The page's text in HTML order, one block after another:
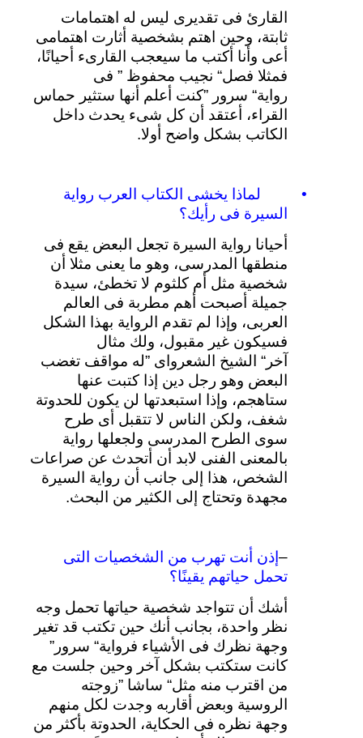
القارئ فى تقديرى ليس له اهتمامات
ثابتة، وحين اهتم بشخصية أثارت اهتمامى
أعى وأنا أكتب ما سيعجب القارىء أحيانًا،
فمثلا فصل“ نجيب محفوظ ” فى
رواية“ سرور ”كنت أعلم أنها ستثير حماس
القراء، أعتقد أن كل شىء يحدث داخل
الكاتب بشكل واضح أولا.
• لماذا يخشى الكتاب العرب رواية
السيرة فى رأيك؟
أحيانا رواية السيرة تجعل البعض يقع فى
منطقها المدرسى، وهو ما يعنى مثلا أن
شخصية مثل أم كلثوم لا تخطئ، سيدة
جميلة أصبحت أهم مطربة فى العالم
العربى، وإذا لم تقدم الرواية بهذا الشكل
فسيكون غير مقبول، ولك مثال
آخر “ الشيخ الشعرواى ”له مواقف تغضب
البعض وهو رجل دين إذا كتبت عنها
ستاهجم، وإذا استبعدتها لن يكون للحدوتة
شغف، ولكن الناس لا تتقبل أى طرح
سوى الطرح المدرسى ولجعلها رواية
بالمعنى الفنى لابد أن أتحدث عن صراعات
الشخص، هذا إلى جانب أن رواية السيرة
مجهدة وتحتاج إلى الكثير من البحث.
– إذن أنت تهرب من الشخصيات
التى
تحمل حياتهم يقينًا؟
أشك أن تتواجد شخصية حياتها تحمل وجه
نظر واحدة، بجانب أنك حين تكتب قد تغير
وجهة نظرك فى الأشياء فرواية“ سرور ”
كانت ستكتب بشكل آخر وحين جلست مع
من اقترب منه مثل“ ساشا ”زوجته
الروسية وبعض أقاربه وجدت لكل منهم
وجهة نظره فى الحكاية، الحدوتة بأكثر من